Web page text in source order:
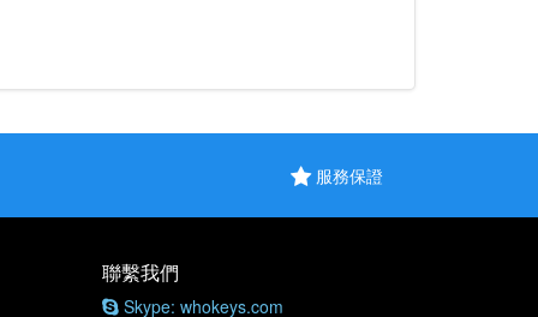
服務保證
聯繫我們
Skype: whokeys.com